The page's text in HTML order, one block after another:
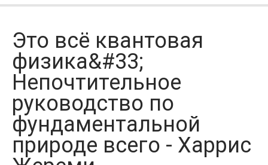
ЗАКЛАДКИ
Это всё квантовая
физика&#33;
Непочтительное
руководство по
фундаментальной
природе всего - Харрис